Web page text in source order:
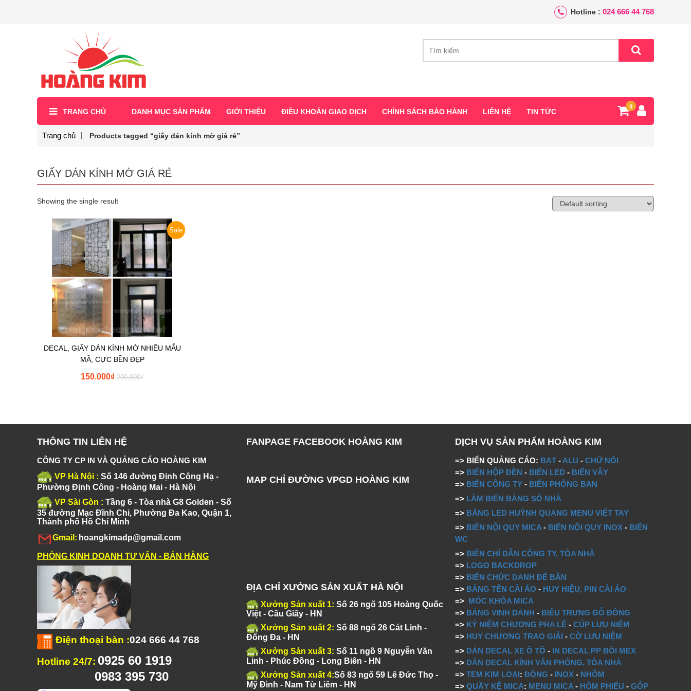
Hotline : 024 666 44 768
TRANG CHỦ DANH MỤC SẢN PHẨM GIỚI THIỆU ĐIỀU KHOẢN GIAO DỊCH CHÍNH SÁCH BẢO HÀNH LIÊN HỆ TIN TỨC
0
Trang chủ Products tagged “giấy dán kính mờ giá rẻ”
GIẤY DÁN KÍNH MỜ GIÁ RẺ
Showing the single result
Sale
DECAL, GIẤY DÁN KÍNH MỜ NHIỀU MẪU
MÃ, CỰC BỀN ĐẸP
₫
200.000
₫
150.000
THÔNG TIN LIÊN HỆ
CÔNG TY CP IN VÀ QUẢNG CÁO HOÀNG KIM
VP Hà Nội : Số 146 đường Định Công Hạ -
Phường Định Công - Hoàng Mai - Hà Nội
VP Sài Gòn : Tầng 6 - Tòa nhà G8 Golden - Số
35 đường Mạc Đĩnh Chi, Phường Đa Kao, Quận 1,
Thành phố Hồ Chí Minh
Gmail: hoangkimadp@gmail.com
PHÒNG KINH DOANH TƯ VẤN - BÁN HÀNG
Điện thoại bàn :024 666 44 768
Hotline 24/7: 0925 60 1919
0983 395 730
FANPAGE FACEBOOK HOÀNG KIM
MAP CHỈ ĐƯỜNG VPGD HOÀNG KIM
ĐỊA CHỈ XƯỞNG SẢN XUẤT HÀ NỘI
Xưởng Sản xuất 1: Số 26 ngõ 105 Hoàng Quốc
Việt - Cầu Giấy - HN
Xưởng Sản xuất 2: Số 88 ngõ 26 Cát Linh -
Đống Đa - HN
Xưởng Sản xuất 3: Số 11 ngõ 9 Nguyễn Văn
Linh - Phúc Đồng - Long Biên - HN
Xưởng Sản xuất 4:Số 83 ngõ 59 Lê Đức Thọ -
Mỹ Đình - Nam Từ Liêm - HN
DỊCH VỤ SẢN PHẨM HOÀNG KIM
=> BIỂN QUẢNG CÁO: BẠT - ALU -CHỮ NỔI
=> BIỂN HỘP ĐÈN - BIỂN LED - BIỂN VẪY
=> BIỂN CÔNG TY - BIỂN PHÒNG BAN
=> LÀM BIỂN BẢNG SỐ NHÀ
=> BẢNG LED HUỲNH QUANG MENU VIẾT TAY
=> BIỂN NỘI QUY MICA - BIỂN NỘI QUY INOX - BIỂN
WC
=> BIỂN CHỈ DẪN CÔNG TY, TÒA NHÀ
=> LOGO BACKDROP
=> BIỂN CHỨC DANH ĐỂ BÀN
=> BẢNG TÊN CÀI ÁO - HUY HIỆU, PIN CÀI ÁO
=> MÓC KHÓA MICA
=> BẢNG VINH DANH - BIỂU TRƯNG GỖ ĐỒNG
=> KỶ NIỆM CHƯƠNG PHA LÊ -CÚP LƯU NIỆM
=> HUY CHƯƠNG TRAO GIẢI -CỜ LƯU NIỆM
=> DÁN DECAL XE Ô TÔ - IN DECAL PP BỒI MEX
=> DÁN DECAL KÍNH VĂN PHÒNG, TÒA NHÀ
=>TEM KIM LOẠI:ĐỒNG - INOX - NHÔM
=>QUẦY KỆ MICA: MENU MICA - HÒM PHIẾU -GÓP